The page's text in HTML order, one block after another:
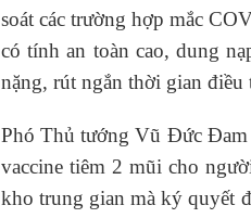
soát các trường hợp mắc
có tính an toàn cao, dung
nặng, rút ngắn thời gian
Phó Thủ tướng Vũ Đức Đam
vaccine tiêm 2 mũi cho
kho trung gian mà ký quyết